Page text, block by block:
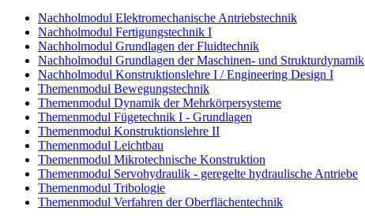
Nachholmodul Elektromechanische Antriebstechnik
Nachholmodul Fertigungstechnik I
Nachholmodul Grundlagen der Fluidtechnik
Nachholmodul Grundlagen der Maschinen- und Strukturdynamik
Nachholmodul Konstruktionslehre I / Engineering Design I
Themenmodul Bewegungstechnik
Themenmodul Dynamik der Mehrkörpersysteme
Themenmodul Fügetechnik I - Grundlagen
Themenmodul Konstruktionslehre II
Themenmodul Leichtbau
Themenmodul Mikrotechnische Konstruktion
Themenmodul Servohydraulik - geregelte hydraulische Antriebe
Themenmodul Tribologie
Themenmodul Verfahren der Oberflächentechnik